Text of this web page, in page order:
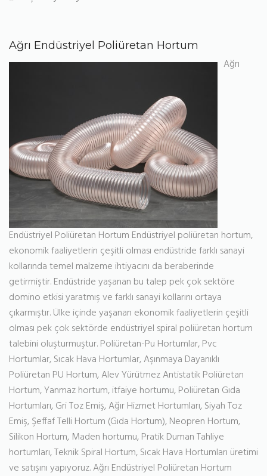
Ağrı Endüstriyel Poliüretan Hortum
Ağrı
Endüstriyel Poliüretan Hortum Endüstriyel poliüretan hortum,
ekonomik faaliyetlerin çeşitli olması endüstride farklı sanayi
kollarında temel malzeme ihtiyacını da beraberinde
getirmiştir. Endüstride yaşanan bu talep pek çok sektöre
domino etkisi yaratmış ve farklı sanayi kollarını ortaya
çıkarmıştır. Ülke içinde yaşanan ekonomik faaliyetlerin çeşitli
olması pek çok sektörde endüstriyel spiral poliüretan hortum
talebini oluşturmuştur. Poliüretan-Pu Hortumlar, Pvc
Hortumlar, Sıcak Hava Hortumlar, Aşınmaya Dayanıklı
Poliüretan PU Hortum, Alev Yürütmez Antistatik Poliüretan
Hortum, Yanmaz hortum, itfaiye hortumu, Poliüretan Gıda
Hortumları, Gri Toz Emiş, Ağır Hizmet Hortumları, Siyah Toz
Emiş, Şeffaf Telli Hortum (Gıda Hortum), Neopren Hortum,
Silikon Hortum, Maden hortumu, Pratik Duman Tahliye
hortumları, Teknik Spiral Hortum, Sıcak Hava Hortumları üretimi
ve satışını yapıyoruz. Ağrı Endüstriyel Poliüretan Hortum